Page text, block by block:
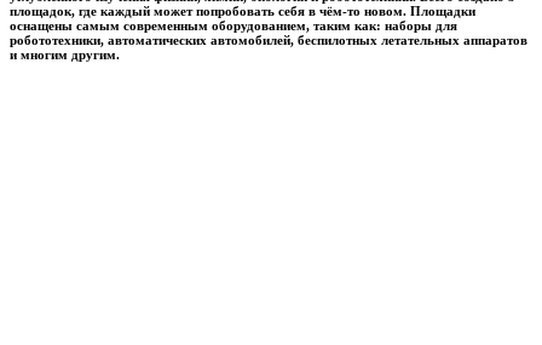
площадок, где каждый может попробовать себя в чём-то новом. Площадки
оснащены самым современным оборудованием, таким как: наборы для
робототехники, автоматических автомобилей, беспилотных летательных аппаратов
и многим другим.